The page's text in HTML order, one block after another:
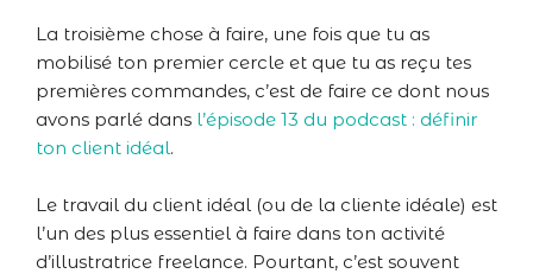
La troisième chose à faire, une fois que tu as
mobilisé ton premier cercle et que tu as reçu tes
premières commandes, c’est de faire ce dont nous
avons parlé dans l’épisode 13 du podcast : définir
ton client idéal.
Le travail du client idéal (ou de la cliente idéale) est
l’un des plus essentiel à faire dans ton activité
d’illustratrice freelance. Pourtant, c’est souvent